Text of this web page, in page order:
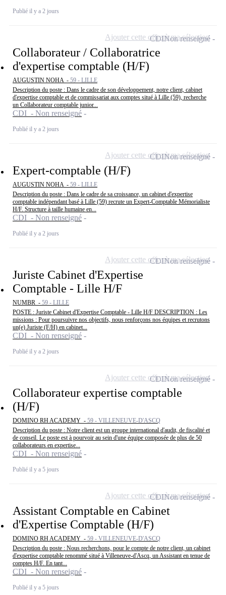
Publié il y a 2 jours
Collaborateur / Collaboratrice
d'expertise comptable (H/F)
AUGUSTIN NOHA - 59 - LILLE
Description du poste : Dans le cadre de son développement, notre client, cabinet
d'expertise comptable et de commissariat aux comptes situé à Lille (59), recherche
un Collaborateur comptable junior...
CDI - Non renseigné
Publié il y a 2 jours
CDINon renseigné
Ajouter cette offre à ma sélection
Expert-comptable (H/F)
AUGUSTIN NOHA - 59 - LILLE
Description du poste : Dans le cadre de sa croissance, un cabinet d'expertise
comptable indépendant basé à Lille (59) recrute un Expert-Comptable Mémorialiste
H/F. Structure à taille humaine en...
CDI - Non renseigné
Publié il y a 2 jours
CDINon renseigné
Ajouter cette offre à ma sélection
Juriste Cabinet d'Expertise
Comptable - Lille H/F
NUMBR - 59 - LILLE
POSTE : Juriste Cabinet d'Expertise Comptable - Lille H/F DESCRIPTION : Les
missions : Pour poursuivre nos objectifs, nous renforçons nos équipes et recrutons
un(e) Juriste (F/H) en cabinet...
CDI - Non renseigné
Publié il y a 2 jours
CDINon renseigné
Ajouter cette offre à ma sélection
Collaborateur expertise comptable
(H/F)
DOMINO RH ACADEMY - 59 - VILLENEUVE-D'ASCQ
Description du poste : Notre client est un groupe international d'audit, de fiscalité et
de conseil. Le poste est à pourvoir au sein d'une équipe composée de plus de 50
collaborateurs en expertise...
CDI - Non renseigné
Publié il y a 5 jours
CDINon renseigné
Ajouter cette offre à ma sélection
Assistant Comptable en Cabinet
d'Expertise Comptable (H/F)
DOMINO RH ACADEMY - 59 - VILLENEUVE-D'ASCQ
Description du poste : Nous recherchons, pour le compte de notre client, un cabinet
d'expertise comptable renommé situé à Villeneuve-d'Ascq, un Assistant en tenue de
comptes H/F. En tant...
CDI - Non renseigné
Publié il y a 5 jours
CDINon renseigné
Ajouter cette offre à ma sélection